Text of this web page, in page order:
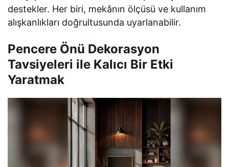
destekler. Her biri, mekânın ölçüsü ve kullanım
alışkanlıkları doğrultusunda uyarlanabilir.
Pencere Önü Dekorasyon
Tavsiyeleri ile Kalıcı Bir Etki
Yaratmak